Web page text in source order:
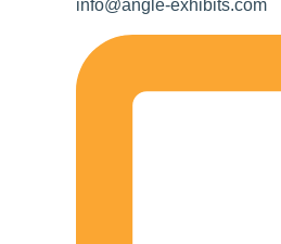
info@angle-exhibits.com